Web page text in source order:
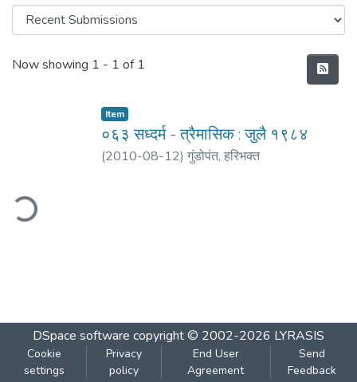
Recent Submissions
Now showing 1 - 1 of 1
Item
०६३ सध्दर्म - त्रैमासिक : जुलै १९८४
(2010-08-12) गुंडोपंत, हरिभक्‍त
DSpace software copyright © 2002-2026 LYRASIS
Cookie
settings
Privacy
policy
End User
Agreement
Send
Feedback